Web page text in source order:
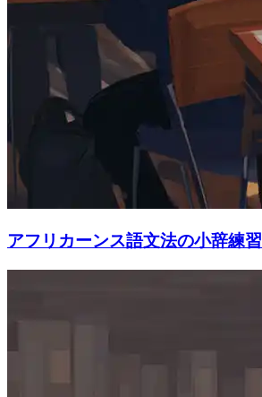
アフリカーンス語文法の小辞練習